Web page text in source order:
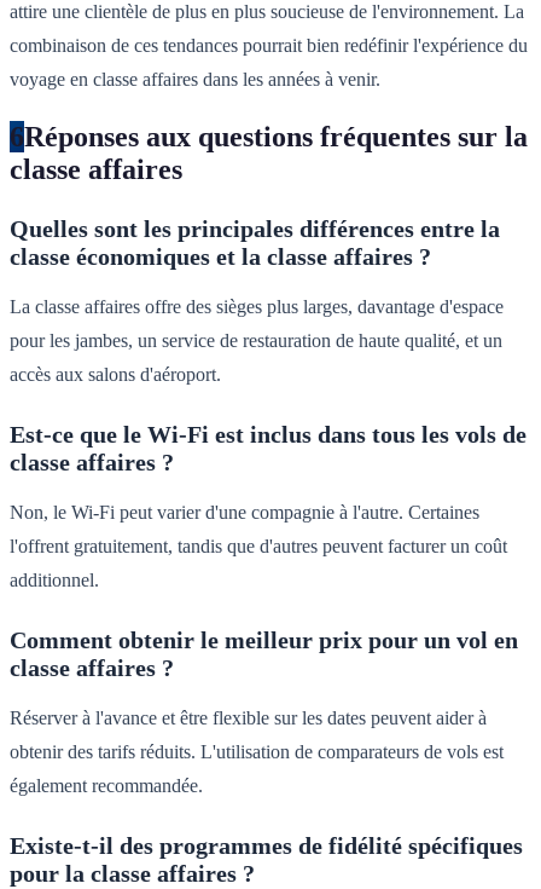
attire une clientèle de plus en plus soucieuse de l'environnement. La
combinaison de ces tendances pourrait bien redéfinir l'expérience du
voyage en classe affaires dans les années à venir.
6Réponses aux questions fréquentes sur la
classe affaires
Quelles sont les principales différences entre la
classe économiques et la classe affaires ?
La classe affaires offre des sièges plus larges, davantage d'espace
pour les jambes, un service de restauration de haute qualité, et un
accès aux salons d'aéroport.
Est-ce que le Wi-Fi est inclus dans tous les vols de
classe affaires ?
Non, le Wi-Fi peut varier d'une compagnie à l'autre. Certaines
l'offrent gratuitement, tandis que d'autres peuvent facturer un coût
additionnel.
Comment obtenir le meilleur prix pour un vol en
classe affaires ?
Réserver à l'avance et être flexible sur les dates peuvent aider à
obtenir des tarifs réduits. L'utilisation de comparateurs de vols est
également recommandée.
Existe-t-il des programmes de fidélité spécifiques
pour la classe affaires ?